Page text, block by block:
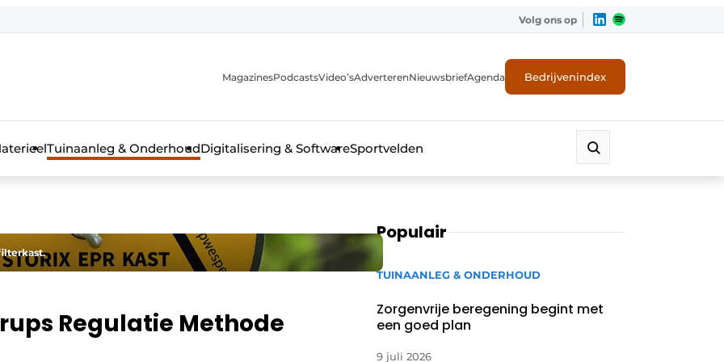
Volg ons op
MagazinesPodcastsVideo’sAdverterenNieuwsbriefAgenda Bedrijvenindex
Tuinaanleg & OnderhoudDigitalisering & SoftwareSportvelden
Regulatie Methode
Populair
TUINAANLEG & ONDERHOUD
Zorgenvrije beregening begint met
een goed plan
9 juli 2026